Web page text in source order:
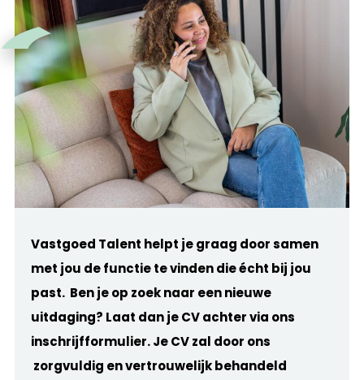
Vastgoed Talent helpt je graag door samen
met jou de functie te vinden die écht bij jou
past. Ben je op zoek naar een nieuwe
uitdaging? Laat dan je CV achter via ons
inschrijfformulier. Je CV zal door ons
zorgvuldig en vertrouwelijk behandeld